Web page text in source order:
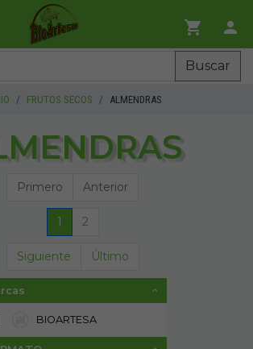
Buscar
FRUTOS SECOS ALMENDRAS
Primero Anterior
1 2
Siguiente Último
BIOARTESA